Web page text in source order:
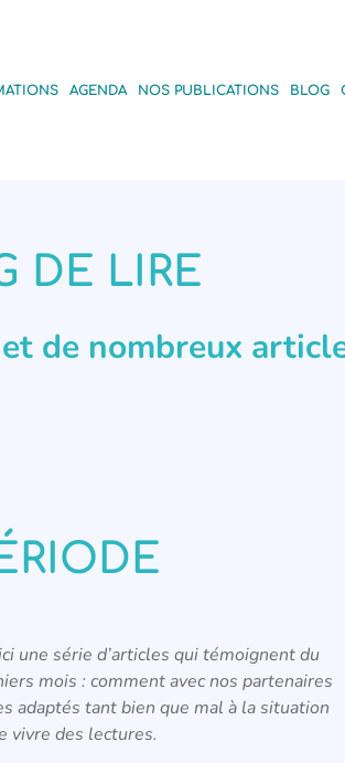
AGENDA NOS PUBLICATIONS BLOG
DE LIRE
de nombreux
une série d’articles qui témoignent du
mois : comment avec nos partenaires
adaptés tant bien que mal à la situation
vivre des lectures.